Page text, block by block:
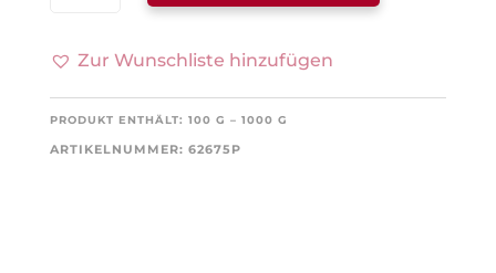
Zur Wunschliste hinzufügen
PRODUKT ENTHÄLT: 100 G – 1000 G
ARTIKELNUMMER: 62675P